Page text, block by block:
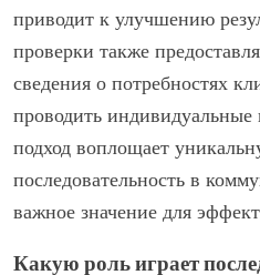
приводит к улучшению
проверки также
сведения о потребностях
проводить индивидуальные
подход воплощает
последовательность в
важное значение для
Какую роль играет